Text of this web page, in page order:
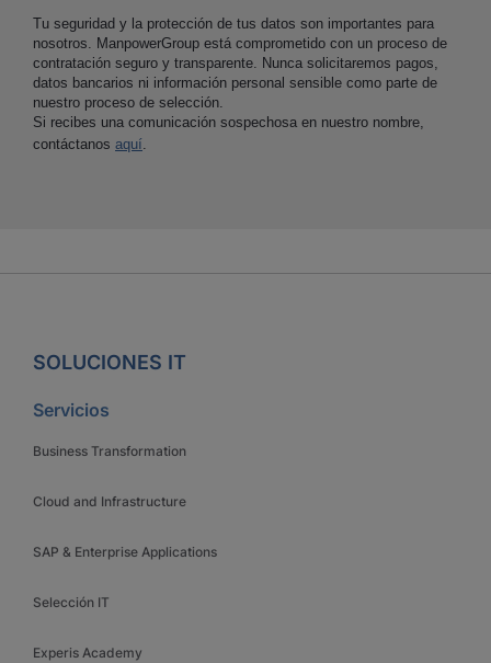
Tu seguridad y la protección de tus datos son importantes para
nosotros. ManpowerGroup está comprometido con un proceso de
contratación seguro y transparente. Nunca solicitaremos pagos,
datos bancarios ni información personal sensible como parte de
nuestro proceso de selección.
Si recibes una comunicación sospechosa en nuestro nombre,
contáctanos aquí
SOLUCIONES IT
Servicios
Business Transformation
Cloud and Infrastructure
SAP & Enterprise Applications
Selección IT
Experis Academy